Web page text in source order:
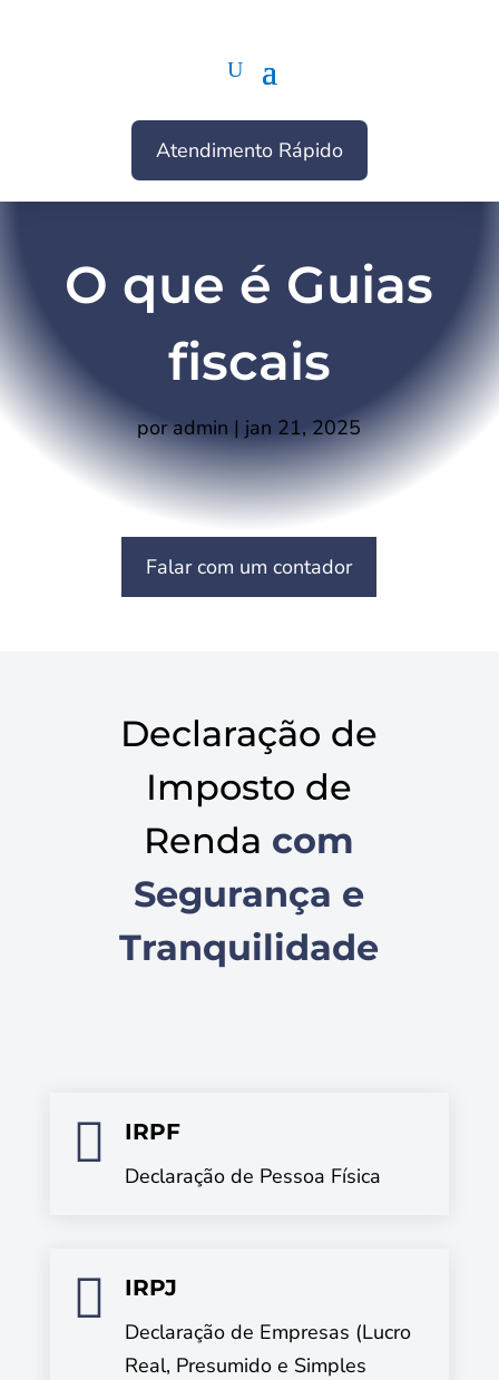
Atendimento Rápido
O que é Guias
fiscais
poradmin | jan 21, 2025
Falar com um contador
Declaração de
Imposto de
Renda com
Segurança e
Tranquilidade

IRPF
Declaração de Pessoa Física

IRPJ
Declaração de Empresas (Lucro
Real, Presumido e Simples